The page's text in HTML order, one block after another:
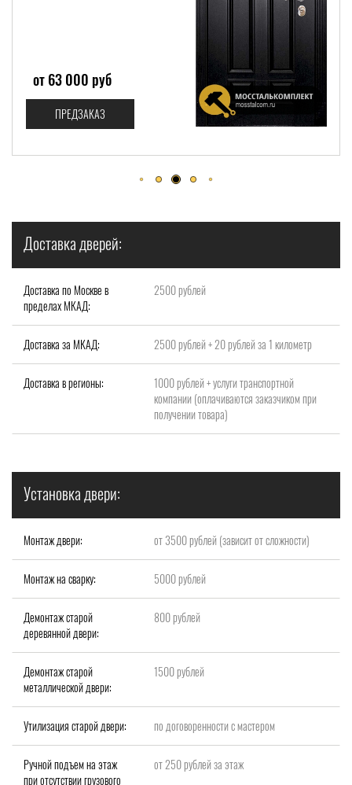
от 63 000 руб
ПРЕДЗАКАЗ
Доставка дверей:
Доставка по Москве в
пределах МКАД:
2500 рублей
Доставка за МКАД: 2500 рублей + 20 рублей за 1 километр
Доставка в регионы:
1000 рублей + услуги транспортной
компании (оплачиваются заказчиком при
получении товара)
Установка двери:
Монтаж двери: от 3500 рублей (зависит от сложности)
Монтаж на сварку: 5000 рублей
Демонтаж старой
деревянной двери:
800 рублей
Демонтаж старой
металлической двери:
1500 рублей
Утилизация старой двери: по договоренности с мастером
Ручной подъем на этаж
при отсутствии грузового
от 250 рублей за этаж